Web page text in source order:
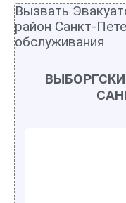
Вызвать
район Санкт-
обслуживания